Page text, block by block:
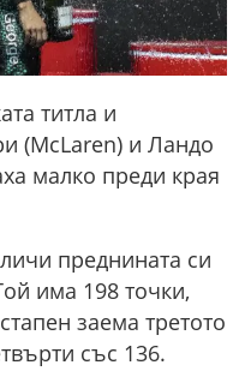
титла и
(McLaren) и Ландо
малко преди края
преднината си
има 198 точки,
заема третото
със 136.